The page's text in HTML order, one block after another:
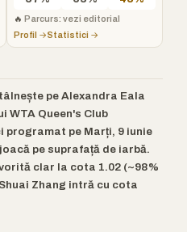
🔥 Parcurs: vezi editorial
Profil →Statistici →
pe Alexandra Eala
WTA Queen's Club
programat pe Marți, 9 iunie
pe suprafață de iarbă.
clar la cota 1.02 (~98%
Zhang intră cu cota